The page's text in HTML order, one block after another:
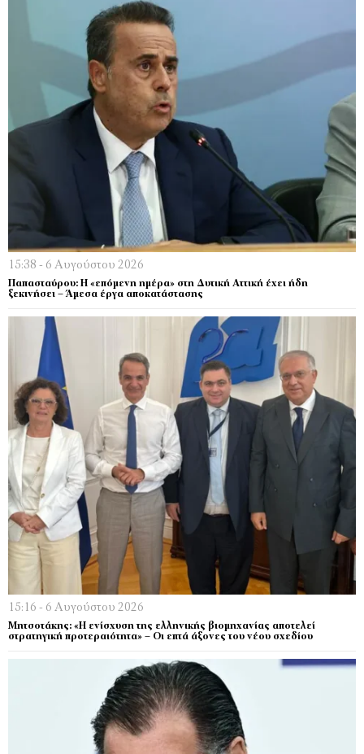
15:38 - 6 Αυγούστου 2026
Παπασταύρου: Η «επόμενη ημέρα» στη Δυτική Αττική έχει ήδη
ξεκινήσει – Άμεσα έργα αποκατάστασης
15:16 - 6 Αυγούστου 2026
Μητσοτάκης: «Η ενίσχυση της ελληνικής βιομηχανίας αποτελεί
στρατηγική προτεραιότητα» – Οι επτά άξονες του νέου σχεδίου